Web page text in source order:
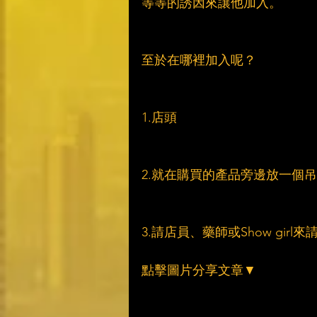
至於在哪裡加入呢？
1.店頭
2.就在購買的產品旁邊放一個
3.請店員、藥師或Show girl來
點擊圖片分享文章▼